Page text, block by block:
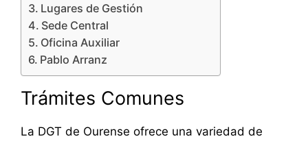
Lugares de Gestión
Sede Central
Oficina Auxiliar
Pablo Arranz
Trámites Comunes
La DGT de Ourense ofrece una variedad de